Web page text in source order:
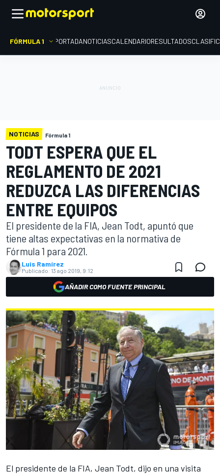
FÓRMULA 1 PORTADANOTICIASCALENDARIORESULTADOS
NOTICIAS Fórmula 1
TODT ESPERA QUE EL
REGLAMENTO DE 2021
REDUZCA LAS DIFERENCIAS
ENTRE EQUIPOS
El presidente de la FIA, Jean Todt, apuntó que
tiene altas expectativas en la normativa de
Fórmula 1 para 2021.
Luis Ramírez
Publicado: 13 ago 2019, 9:12
AÑADIR COMO FUENTE PRINCIPAL
El presidente de la FIA, Jean Todt, dijo en una visita